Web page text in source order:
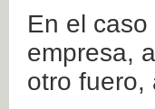
En el
empresa,
otro fuero,